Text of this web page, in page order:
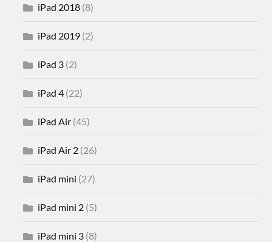
iPad 2018 (8)
iPad 2019 (2)
iPad 3 (2)
iPad 4 (22)
iPad Air (45)
iPad Air 2 (26)
iPad mini (27)
iPad mini 2 (5)
iPad mini 3 (8)